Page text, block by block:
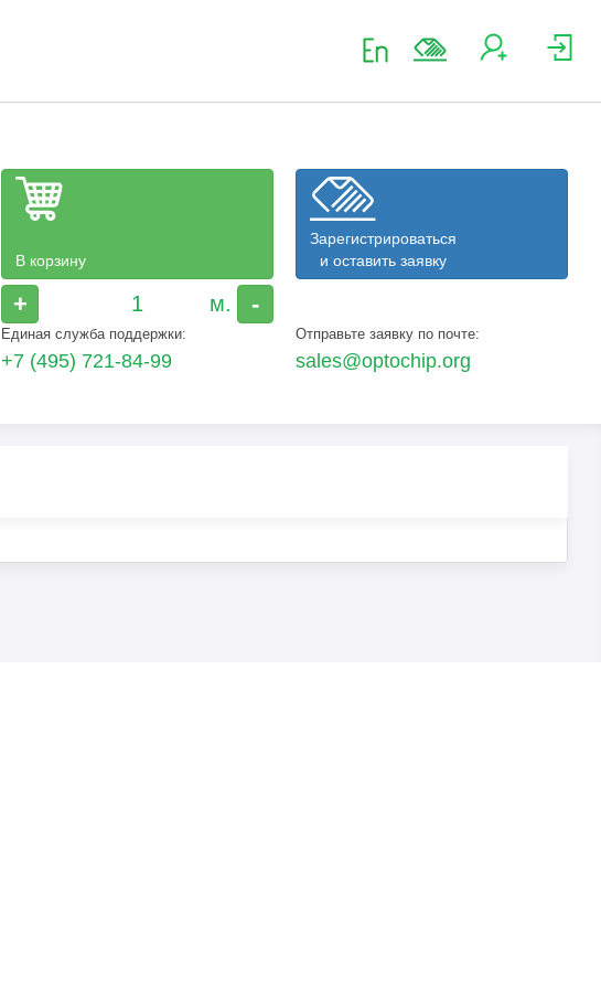
В корзину
+ -
Зарегистрироваться
и оставить заявку
Единая служба поддержки:
+7 (495) 721-84-99
Отправьте заявку по почте:
sales@optochip.org